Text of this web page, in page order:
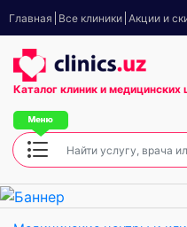
Главная Все клиники Акции и
Каталог клиник и медицинских